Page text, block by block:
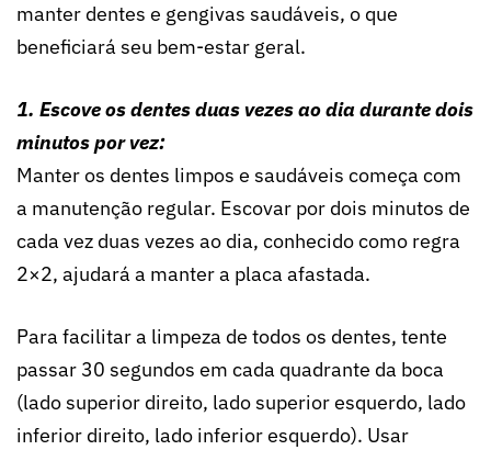
manter dentes e gengivas saudáveis, o que
beneficiará seu bem-estar geral.
1. Escove os dentes duas vezes ao dia durante dois
minutos por vez:
Manter os dentes limpos e saudáveis ​​começa com
a manutenção regular. Escovar por dois minutos de
cada vez duas vezes ao dia, conhecido como regra
2×2, ajudará a manter a placa afastada.
Para facilitar a limpeza de todos os dentes, tente
passar 30 segundos em cada quadrante da boca
(lado superior direito, lado superior esquerdo, lado
inferior direito, lado inferior esquerdo). Usar